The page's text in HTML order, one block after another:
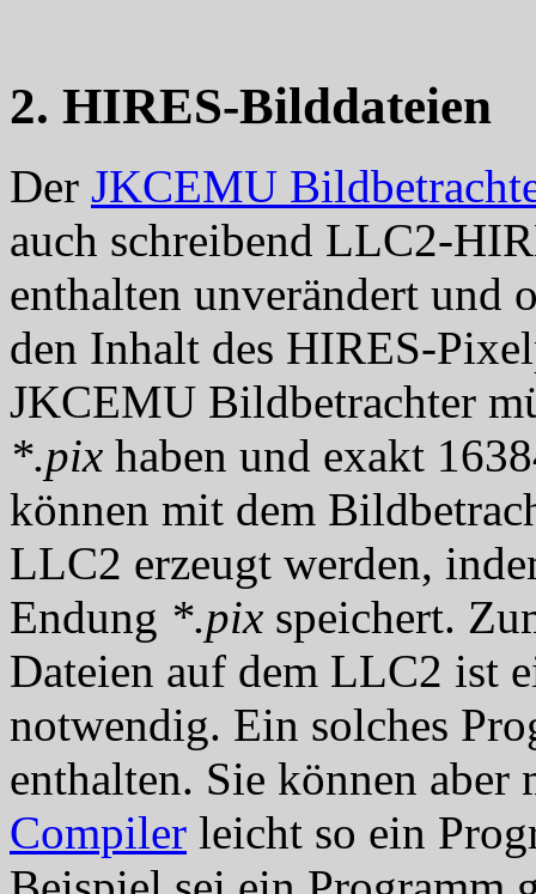
2. HIRES-Bilddateien
Der JKCEMU
auch schreibend LLC2-
enthalten unverändert und
den Inhalt des HIRES-
JKCEMU Bildbetrachter
*.pix haben und exakt
können mit dem
LLC2 erzeugt werden,
Endung *.pix speichert.
Dateien auf dem LLC2 ist
notwendig. Ein solches
enthalten. Sie können
Compiler leicht so ein